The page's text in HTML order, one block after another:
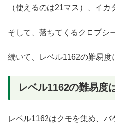
（使えるのは21マス）、イカ
そして、落ちてくるクロプシ
続いて、レベル1162の難易度
レベル1162の難易度
レベル1162はクモを集め、